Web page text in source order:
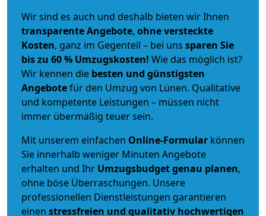
Wir sind es auch und deshalb bieten wir Ihnen
transparente Angebote, ohne versteckte
Kosten, ganz im Gegenteil – bei uns sparen Sie
bis zu 60 % Umzugskosten! Wie das möglich ist?
Wir kennen die besten und günstigsten
Angebotefür den Umzug von Lünen. Qualitative
und kompetente Leistungen – müssen nicht
immer übermäßig teuer sein.
Mit unserem einfachen Online-Formular können
Sie innerhalb weniger Minuten Angebote
erhalten und Ihr Umzugsbudgetgenau planen,
ohne böse Überraschungen. Unsere
professionellen Dienstleistungen garantieren
einen stressfreien und qualitativ hochwertigen